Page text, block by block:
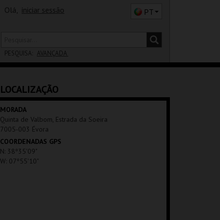
Olá, iniciar sessão PT
PESQUISA: AVANÇADA
SALA
LOCALIZAÇÃO
MORADA
Quinta de Valbom, Estrada da Soeira
7005-003 Évora
COORDENADAS GPS
N: 38º35'09"
W: 07º55'10"